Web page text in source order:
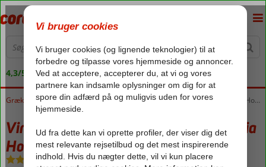
4,3/5 på Trustpilot
Forside Grækenland Rhodos Rhodos by Virginia Family Resort (tidligere Virginia Hotel)
Virginia Family Resort (tidligere Virginia
Hotel)
All Inclusive -Lejlighedshotel